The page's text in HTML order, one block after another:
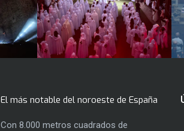
El más notable del noroeste de España
Con 8.000 metros cuadrados de